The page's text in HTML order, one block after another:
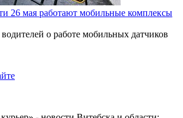
26 мая работают мобильные комплексы
о работе мобильных датчиков